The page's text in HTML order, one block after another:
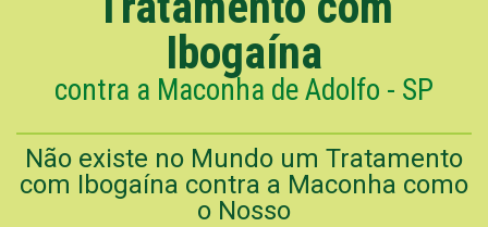
Ibogaína
contra a Maconha de Adolfo - SP
Não existe no Mundo um Tratamento
com Ibogaína contra a Maconha como
o Nosso